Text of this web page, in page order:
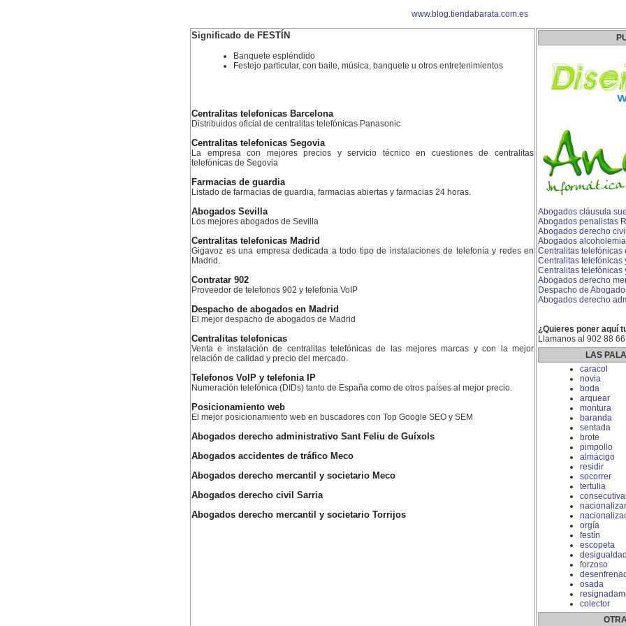
www.blog.tiendabarata.com.es
Significado de FESTÍN
Banquete espléndido
Festejo particular, con baile, música, banquete u otros entretenimientos
Centralitas telefonicas Barcelona
Distribuidos oficial de centralitas telefónicas Panasonic
Centralitas telefonicas Segovia
La empresa con mejores precios y servicio técnico en cuestiones de centralitas
telefónicas de Segovia
Farmacias de guardia
Listado de farmacias de guardia, farmacias abiertas y farmacias 24 horas.
Abogados Sevilla
Los mejores abogados de Sevilla
Centralitas telefonicas Madrid
Gigavoz es una empresa dedicada a todo tipo de instalaciones de telefonía y redes en
Madrid.
Contratar 902
Proveedor de telefonos 902 y telefonia VoIP
Despacho de abogados en Madrid
El mejor despacho de abogados de Madrid
Centralitas telefonicas
Venta e instalación de centralitas telefónicas de las mejores marcas y con la mejor
relación de calidad y precio del mercado.
Telefonos VoIP y telefonia IP
Numeración telefónica (DIDs) tanto de España como de otros países al mejor precio.
Posicionamiento web
El mejor posicionamiento web en buscadores con Top Google SEO y SEM
Abogados derecho administrativo Sant Feliu de Guíxols
Abogados accidentes de tráfico Meco
Abogados derecho mercantil y societario Meco
Abogados derecho civil Sarria
Abogados derecho mercantil y societario Torrijos
Abogados cláusula
Abogados penalistas
Abogados derecho
Abogados
Centralitas telefónicas
Centralitas telefónicas
Centralitas telefónicas
Abogados derecho
Despacho de
Abogados derecho
¿Quieres poner aquí
Llamanos al 902 88
LAS
caracol
novia
boda
arquear
montura
baranda
sentada
brote
pimpollo
almácigo
residir
socorrer
tertulia
nacionalizar
orgía
festín
escopeta
forzoso
osada
colector